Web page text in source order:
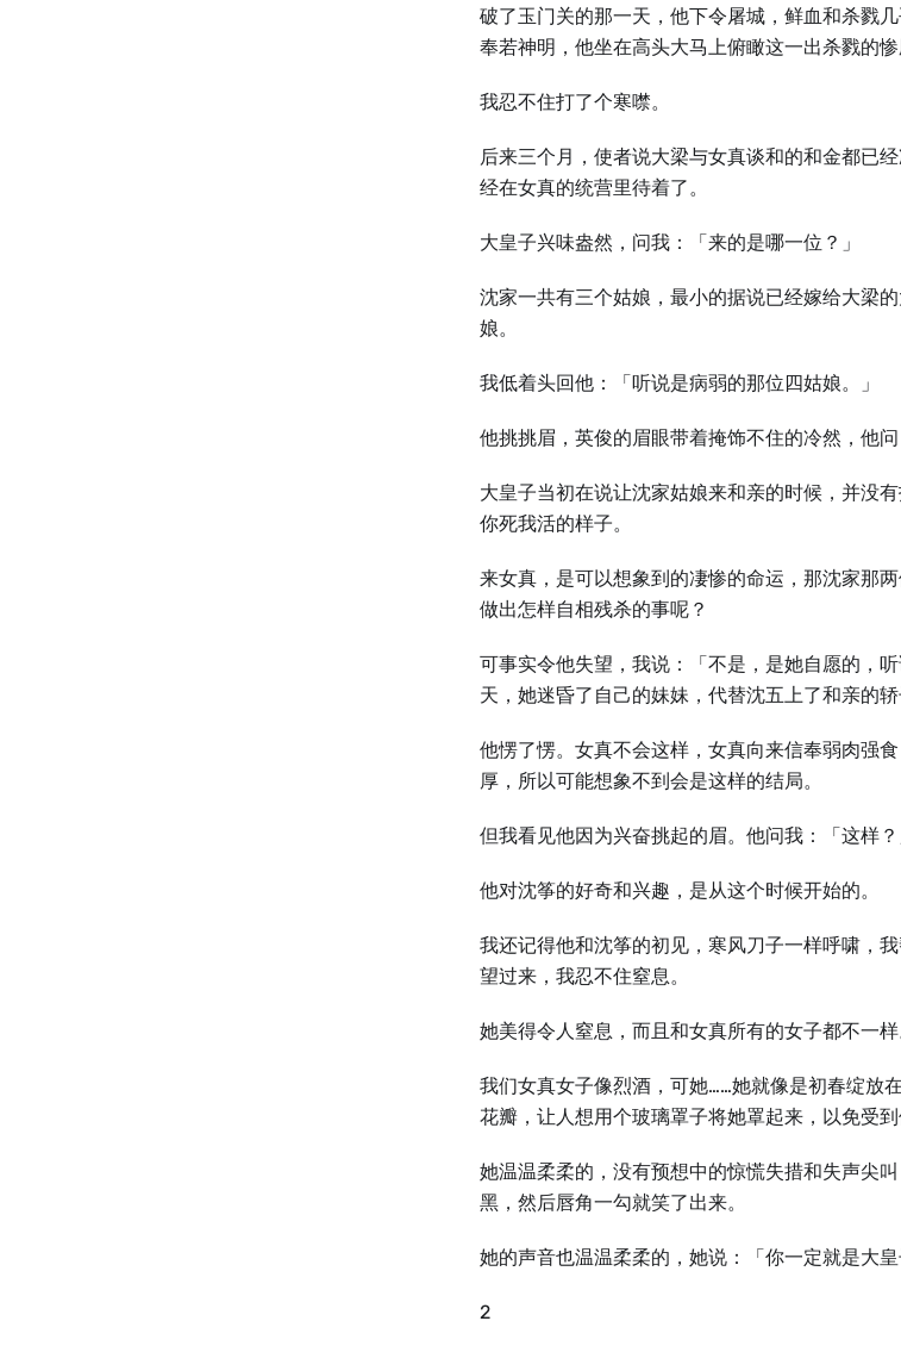
破了玉门关的那一天，他下令屠城，鲜血和杀戮
奉若神明，他坐在高头大马上俯瞰这一出杀戮的惨
我忍不住打了个寒噤。
后来三个月，使者说大梁与女真谈和的和金都已
经在女真的统营里待着了。
大皇子兴味盎然，问我：「来的是哪一位？」
沈家一共有三个姑娘，最小的据说已经嫁给大梁
娘。
我低着头回他：「听说是病弱的那位四姑娘。」
他挑挑眉，英俊的眉眼带着掩饰不住的冷然，他
大皇子当初在说让沈家姑娘来和亲的时候，并没
你死我活的样子。
来女真，是可以想象到的凄惨的命运，那沈家那
做出怎样自相残杀的事呢？
可事实令他失望，我说：「不是，是她自愿的，
天，她迷昏了自己的妹妹，代替沈五上了和亲的轿
他愣了愣。女真不会这样，女真向来信奉弱肉强
厚，所以可能想象不到会是这样的结局。
但我看见他因为兴奋挑起的眉。他问我：「这样？
他对沈筝的好奇和兴趣，是从这个时候开始的。
我还记得他和沈筝的初见，寒风刀子一样呼啸，
望过来，我忍不住窒息。
她美得令人窒息，而且和女真所有的女子都不一样
我们女真女子像烈酒，可她……她就像是初春绽放
花瓣，让人想用个玻璃罩子将她罩起来，以免受到
她温温柔柔的，没有预想中的惊慌失措和失声尖
黑，然后唇角一勾就笑了出来。
她的声音也温温柔柔的，她说：「你一定就是大皇
2